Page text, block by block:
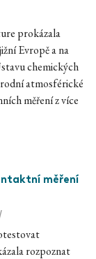
prokázala
Evropě a na
chemických
atmosférické
měření z více
měření
rozpoznat